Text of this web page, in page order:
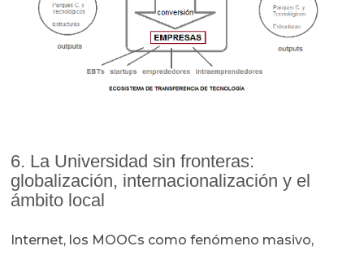
6. La Universidad sin fronteras:
globalización, internacionalización y el
ámbito local
Internet, los MOOCs como fenómeno masivo,